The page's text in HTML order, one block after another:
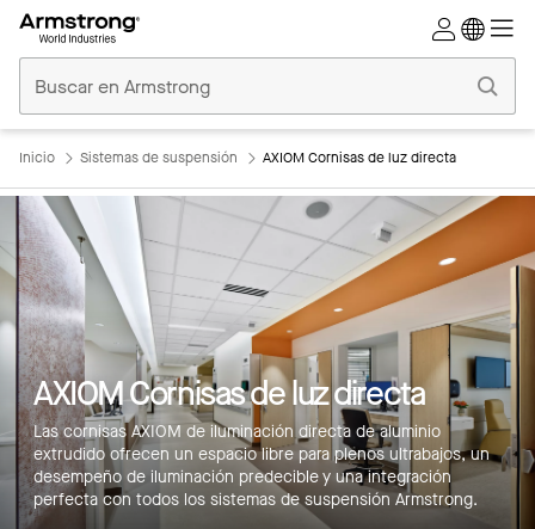
Comerciales
Inicio
Inicio Sistemas de suspensión AXIOM Cornisas de luz directa
AXIOM Cornisas de luz directa
Las cornisas AXIOM de iluminación directa de aluminio
extrudido ofrecen un espacio libre para plenos ultrabajos, un
desempeño de iluminación predecible y una integración
perfecta con todos los sistemas de suspensión Armstrong.
Características principales
Bandera
Productos
Integraciones
Inspiración